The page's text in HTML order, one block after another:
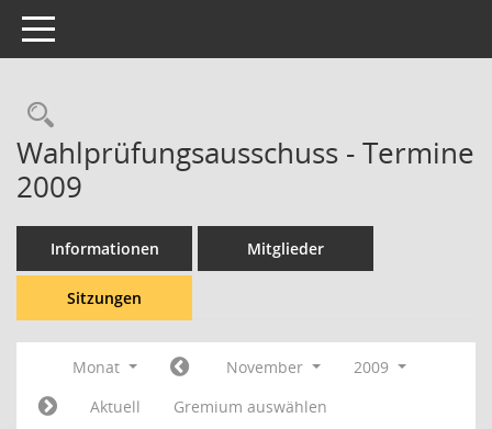
Toggle navigation
Rechercheauswahl
Wahlprüfungsausschuss - Termine
2009
Informationen Mitglieder
Sitzungen
Monat November
2009
Aktuell
Gremium auswählen